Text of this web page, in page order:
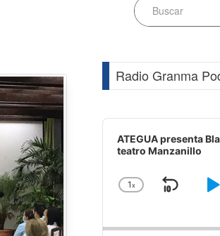
Radio Granma
Audio
Player
ATEGUA presenta
teatro Manzanillo
Change
1x
Skip